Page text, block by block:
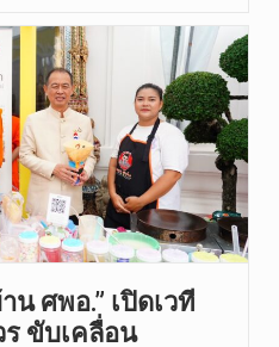
าน ศพอ.” เปิดเวที
ร ขับเคลื่อน